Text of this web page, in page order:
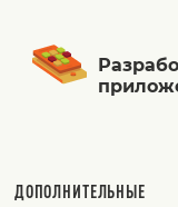
ДОПОЛНИТЕЛЬНЫЕ